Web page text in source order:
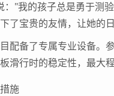
"我的孩子总是勇于测
了宝贵的友情，让她的
备了专属专业设备。
滑行时的稳定性，最大
施